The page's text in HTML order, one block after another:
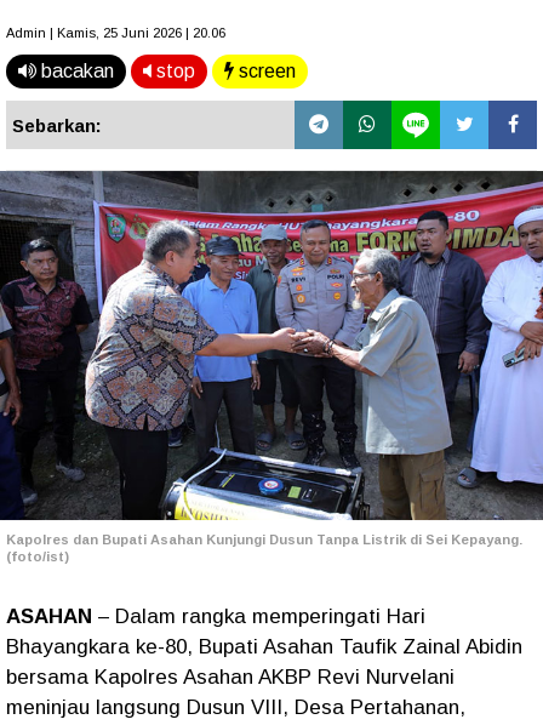
Admin | Kamis, 25 Juni 2026 | 20.06
bacakan stop screen
Sebarkan:
Kapolres dan Bupati Asahan Kunjungi Dusun Tanpa Listrik di Sei Kepayang.
(foto/ist)
ASAHAN – Dalam rangka memperingati Hari
Bhayangkara ke-80, Bupati Asahan Taufik Zainal Abidin
bersama Kapolres Asahan AKBP Revi Nurvelani
meninjau langsung Dusun VIII, Desa Pertahanan,